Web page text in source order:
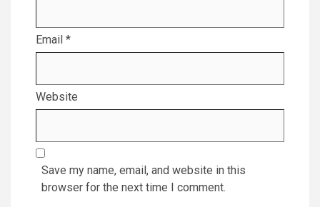
Email *
Website
Save my name, email, and website in this
browser for the next time I comment.